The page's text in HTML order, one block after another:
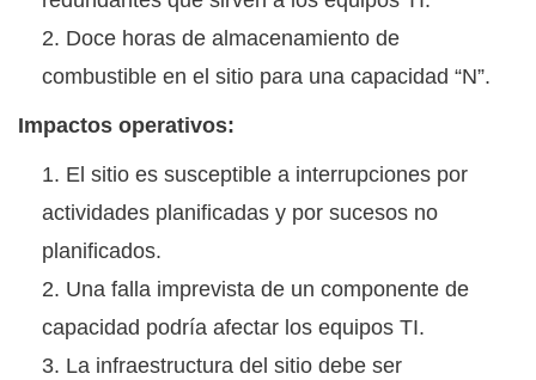
Doce horas de almacenamiento de
combustible en el sitio para una capacidad “N”.
Impactos operativos:
El sitio es susceptible a interrupciones por
actividades planificadas y por sucesos no
planificados.
Una falla imprevista de un componente de
capacidad podría afectar los equipos TI.
La infraestructura del sitio debe ser